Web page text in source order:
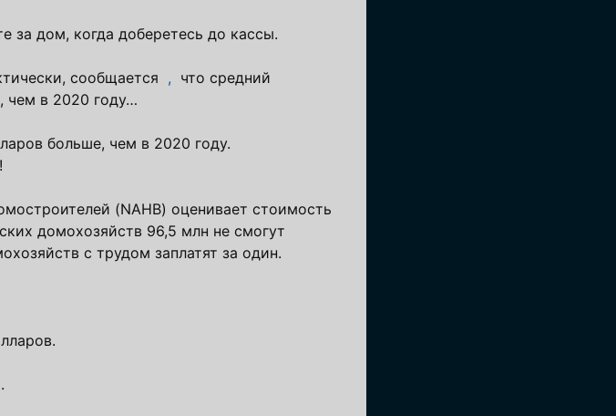
за дом, когда доберетесь до кассы.
сообщается , что средний
чем в 2020 году…
больше, чем в 2020 году.
(NAHB) оценивает стоимость
домохозяйств 96,5 млн не смогут
с трудом заплатят за один.